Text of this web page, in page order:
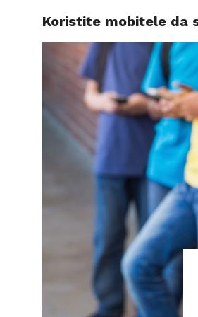
Koristite mobitele da